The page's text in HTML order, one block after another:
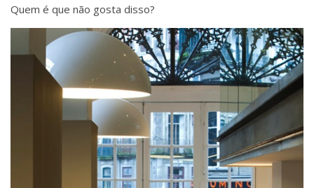
Quem é que não gosta disso?